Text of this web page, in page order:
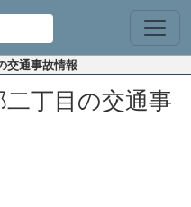
交通事故情報
丁目の交通事